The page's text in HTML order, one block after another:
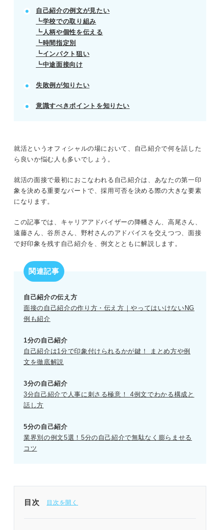
内容を盛り込みすぎず、簡潔に要点をまとめる能力
を示す。
ネガティブな表現を避け、前向きな姿勢で自信を伝
える。
自己PRや志望動機と差別化し、会話のきっかけに留
める。
マナーも評価に直結する。
イス付き
学校での取り組みに関する自己紹介例文
※AIの特性上、間違いが含まれている場合があります。記事本文
自己紹介の例文が見たい
┗学校での取り組み
┗人柄や個性を伝える
┗時間指定別
┗インパクト狙い
┗中途面接向け
失敗例が知りたい
意識すべきポイントを知りたい
就活というオフィシャルの場において、自己紹介で何を話した
ら良いか悩む人も多いでしょう。
就活の面接で最初におこなわれる自己紹介は、あなたの第一印
象を決める重要なパートで、採用可否を決める際の大きな要素
になります。
この記事では、キャリアアドバイザーの降幡さん、高尾さん、
遠藤さん、谷所さん、野村さんのアドバイスを交えつつ、面接
で好印象を残す自己紹介を、例文とともに解説します。
関連記事
自己紹介の伝え方
面接の自己紹介の作り方・伝え方｜やってはいけないNG
例も紹介
1分の自己紹介
自己紹介は1分で印象付けられるかが鍵！ まとめ方や例
文を徹底解説
3分の自己紹介
3分自己紹介で人事に刺さる極意！ 4例文でわかる構成と
話し方
5分の自己紹介
業界別の例文5選！5分の自己紹介で無駄なく膨らませる
コツ
目次